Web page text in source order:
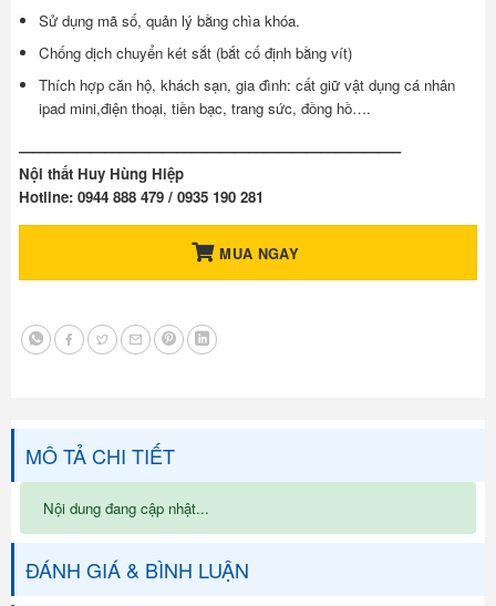
Sử dụng mã số, quản lý bằng chìa khóa.
Chống dịch chuyển két sắt (bắt cố định bằng vít)
Thích hợp căn hộ, khách sạn, gia đình: cất giữ vật dụng cá nhân
ipad mini,điện thoại, tiền bạc, trang sức, đồng hồ….
——————————————————————————–
Nội thất Huy Hùng Hiệp
Hotline: 0944 888 479 / 0935 190 281
MUA NGAY
MÔ TẢ CHI TIẾT
Nội dung đang cập nhật...
ĐÁNH GIÁ & BÌNH LUẬN